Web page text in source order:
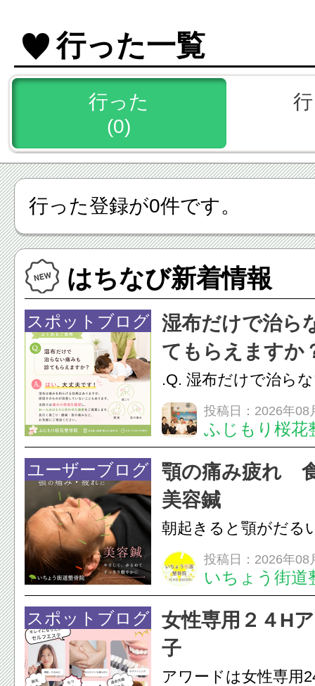
行った一覧
行った
(0)
行った登録が0件です。
はちなび新着情報
スポットブログ
湿布だけで治ら
てもらえますか
.Q. 湿布だけで治ら
らえますか？A. はい
湿布は痛みを和らげ
すが、原因そのもの
いこともあります。
原因を確認し、お一
投稿日：2026年08
ふじもり桜花
ユーザーブログ
顎の痛み疲れ
美容鍼
朝起きると顎がだる
ありませんか？無意
は、顎の痛みや疲れ
フェイスラインの張
のこわばり・頭痛や
ながることがありま
投稿日：2026年08
いちょう街道
スポットブログ
女性専用２４H
子
アワードは女性専用